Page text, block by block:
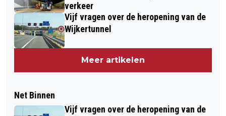
verkeer
Vijf vragen over de heropening van de
Wijkertunnel
Meer artikelen
Net Binnen
Vijf vragen over de heropening van de